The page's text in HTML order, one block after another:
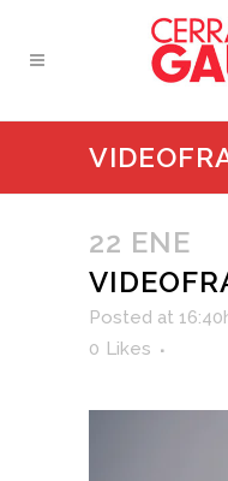
22 ENE
Posted at
0 Likes